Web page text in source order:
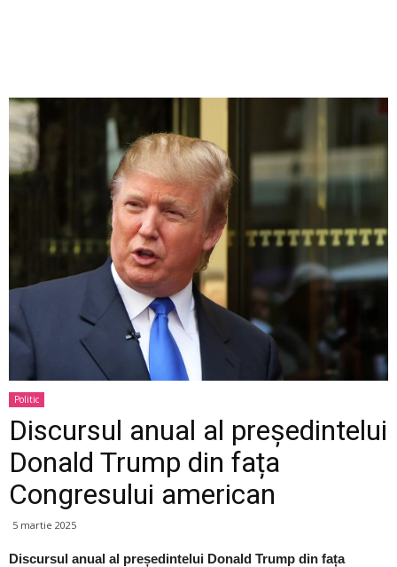
Politic
Discursul anual al președintelui
Donald Trump din fața
Congresului american
5 martie 2025
Discursul anual al președintelui Donald Trump din fața